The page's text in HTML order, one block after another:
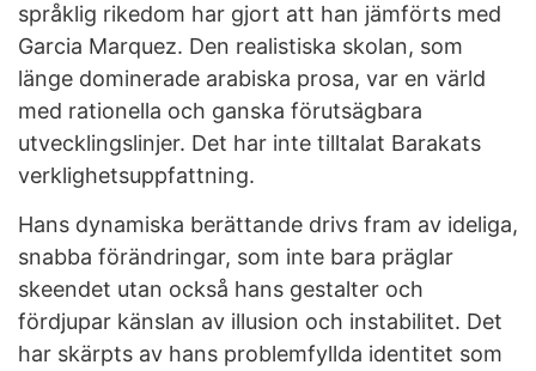
språklig rikedom har gjort att han jämförts med
Garcia Marquez. Den realistiska skolan, som
länge dominerade arabiska prosa, var en värld
med rationella och ganska förutsägbara
utvecklingslinjer. Det har inte tilltalat Barakats
verklighetsuppfattning.
Hans dynamiska berättande drivs fram av ideliga,
snabba förändringar, som inte bara präglar
skeendet utan också hans gestalter och
fördjupar känslan av illusion och instabilitet. Det
har skärpts av hans problemfyllda identitet som